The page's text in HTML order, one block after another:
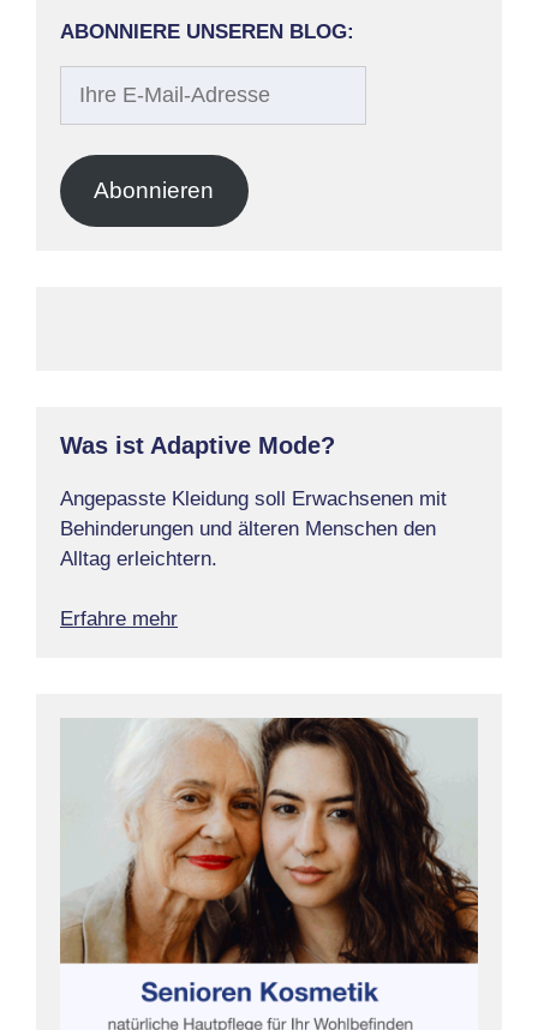
ABONNIERE UNSEREN BLOG:
Adresse
Abonnieren
Was ist Adaptive Mode?
Angepasste Kleidung soll Erwachsenen mit
Behinderungen und älteren Menschen den
Alltag erleichtern.
Erfahre mehr